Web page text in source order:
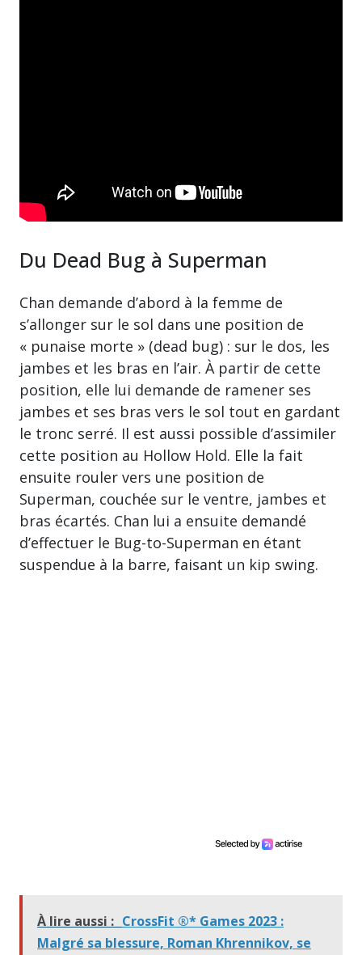
Du Dead Bug à Superman
Chan demande d’abord à la femme de
s’allonger sur le sol dans une position de
« punaise morte » (dead bug) : sur le dos, les
jambes et les bras en l’air. À partir de cette
position, elle lui demande de ramener ses
jambes et ses bras vers le sol tout en gardant
le tronc serré. Il est aussi possible d’assimiler
cette position au Hollow Hold. Elle la fait
ensuite rouler vers une position de
Superman, couchée sur le ventre, jambes et
bras écartés. Chan lui a ensuite demandé
d’effectuer le Bug-to-Superman en étant
suspendue à la barre, faisant un kip swing.
À lire aussi : CrossFit ®* Games 2023 :
Malgré sa blessure, Roman Khrennikov, se